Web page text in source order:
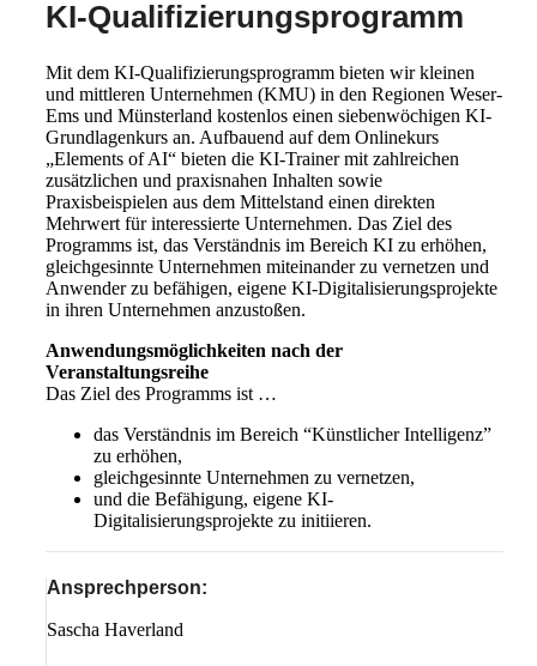
KI-Qualifizierungsprogramm
Mit dem KI-Qualifizierungsprogramm bieten wir kleinen
und mittleren Unternehmen (KMU) in den Regionen Weser-
Ems und Münsterland kostenlos einen siebenwöchigen KI-
Grundlagenkurs an. Aufbauend auf dem Onlinekurs
„Elements of AI“ bieten die KI-Trainer mit zahlreichen
zusätzlichen und praxisnahen Inhalten sowie
Praxisbeispielen aus dem Mittelstand einen direkten
Mehrwert für interessierte Unternehmen. Das Ziel des
Programms ist, das Verständnis im Bereich KI zu erhöhen,
gleichgesinnte Unternehmen miteinander zu vernetzen und
Anwender zu befähigen, eigene KI-Digitalisierungsprojekte
in ihren Unternehmen anzustoßen.
Anwendungsmöglichkeiten nach der
Veranstaltungsreihe
Das Ziel des Programms ist …
das Verständnis im Bereich “Künstlicher Intelligenz”
zu erhöhen,
gleichgesinnte Unternehmen zu vernetzen,
und die Befähigung, eigene KI-
Digitalisierungsprojekte zu initiieren.
Ansprechperson:
Sascha Haverland